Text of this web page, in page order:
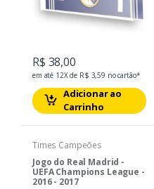
R$ 38,00
em até 12X de R$ 3,59 no cartão*
Adicionar ao
Carrinho
Times Campeões
Jogo do Real Madrid -
UEFA Champions League -
2016 - 2017